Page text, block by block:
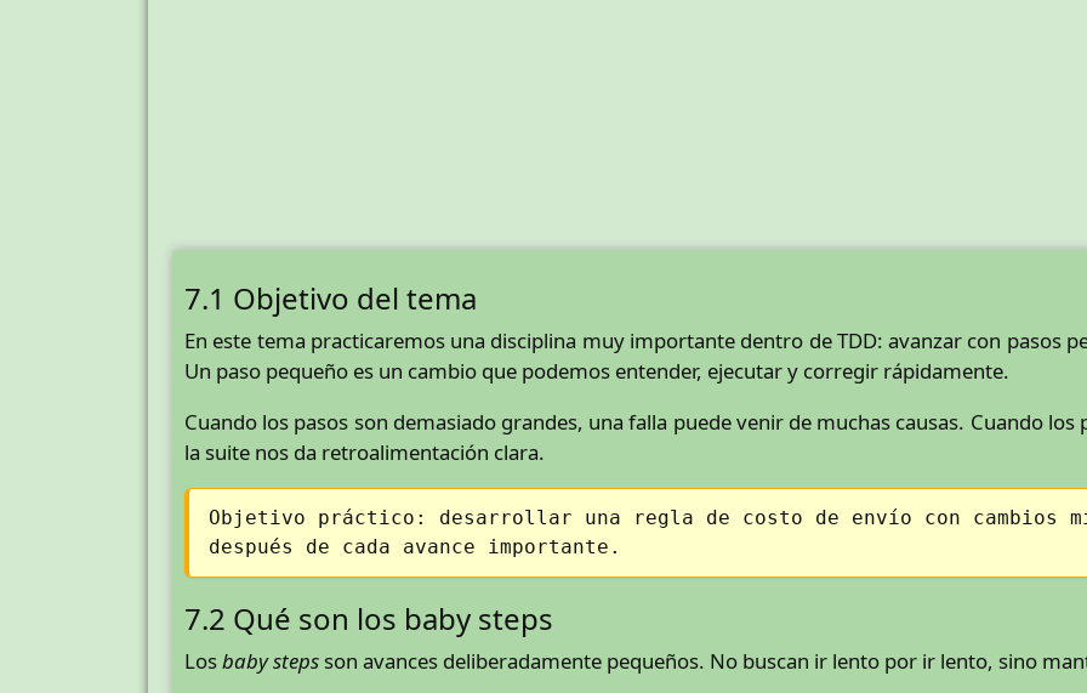
7.1 Objetivo del tema
En este tema practicaremos una disciplina muy importante dentro de TDD: avanzar con pasos
Un paso pequeño es un cambio que podemos entender, ejecutar y corregir rápidamente.
Cuando los pasos son demasiado grandes, una falla puede venir de muchas causas. Cuando los
la suite nos da retroalimentación clara.
Objetivo práctico: desarrollar una regla de costo de envío con cambios
después de cada avance importante.
7.2 Qué son los baby steps
Losbaby steps son avances deliberadamente pequeños. No buscan ir lento por ir lento, sino